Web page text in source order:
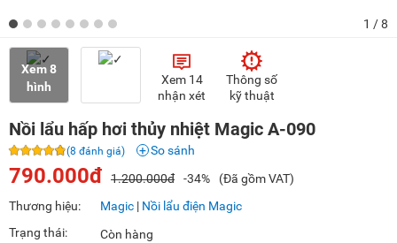
1 / 8
Xem 8
hình
Xem 14
nhận xét
Thông số
kỹ thuật
Nồi lẩu hấp hơi thủy nhiệt Magic A-090
(8 đánh giá) So sánh
790.000đ 1.200.000đ -34%
(Đã gồm VAT)
Thương hiệu:
Magic | Nồi lẩu điện Magic
Trạng thái:
Còn hàng